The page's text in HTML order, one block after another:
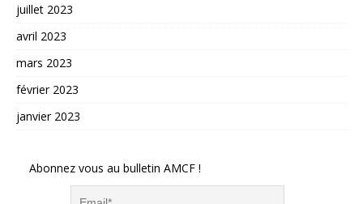
juillet 2023
avril 2023
mars 2023
février 2023
janvier 2023
Abonnez vous au bulletin AMCF !